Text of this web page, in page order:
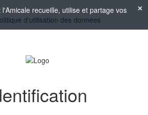
recueille, utilise et partage vos
d'utilisation des données